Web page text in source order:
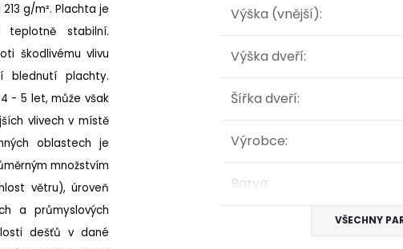
g/m². Plachta je
stabilní.
škodlivému vlivu
blednutí plachty.
- 5 let, může však
vlivech v místě
oblastech je
množstvím
větru), úroveň
a průmyslových
dešťů v dané
Výška (vnější):
Výška dveří:
Šířka dveří:
Výrobce:
Barva:
VŠECHNY